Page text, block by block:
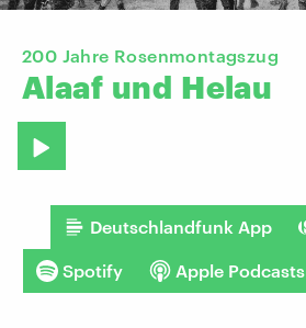
200 Jahre Rosenmontagszug
Alaaf und Helau
Deutschlandfunk App
Spotify Apple Podcasts